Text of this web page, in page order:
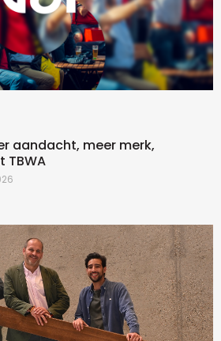
aandacht, meer merk,
TBWA